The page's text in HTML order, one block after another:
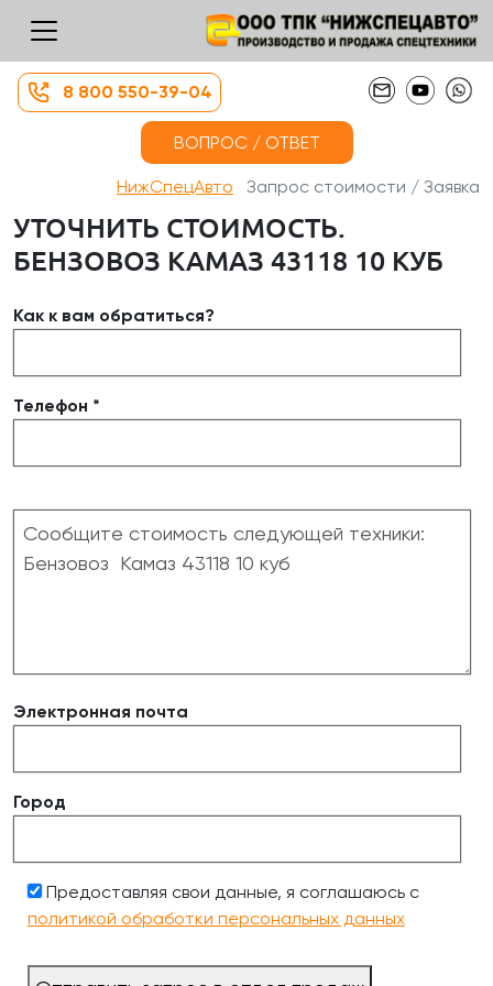
8 800 550-39-04
ВОПРОС / ОТВЕТ
НижСпецАвто Запрос стоимости / Заявка
УТОЧНИТЬ СТОИМОСТЬ.
БЕНЗОВОЗ КАМАЗ 43118 10 КУБ
Как к вам обратиться?
Телефон *
Электронная почта
Город
Предоставляя свои данные, я соглашаюсь с
политикой обработки персональных данных